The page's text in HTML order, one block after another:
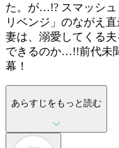
た。が…!? スマッシ
リベンジ」のながえ
妻は、溺愛してくる
できるのか…!!前代未
幕！
あらすじをもっと読む